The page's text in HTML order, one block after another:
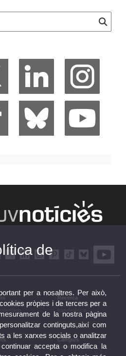
i formació
Recerca
Recerca, innovació i
Campus
Campus
de
per a nosaltres. Per això,
pròpies i de tercers per a
de la nostra pàgina
continguts,així com
a les xarxes socials o analitzar
accepta o modifica la